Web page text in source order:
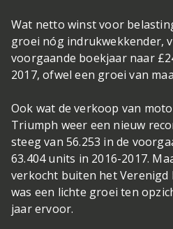
Wat netto winst voor
groei nóg indrukwekkender,
voorgaande boekjaar naar
2017, ofwel een groei van
Ook wat de verkoop van
Triumph weer een nieuw
steeg van 56.253 in de
63.404 units in 2016-2017.
verkocht buiten het
was een lichte groei ten
jaar ervoor.